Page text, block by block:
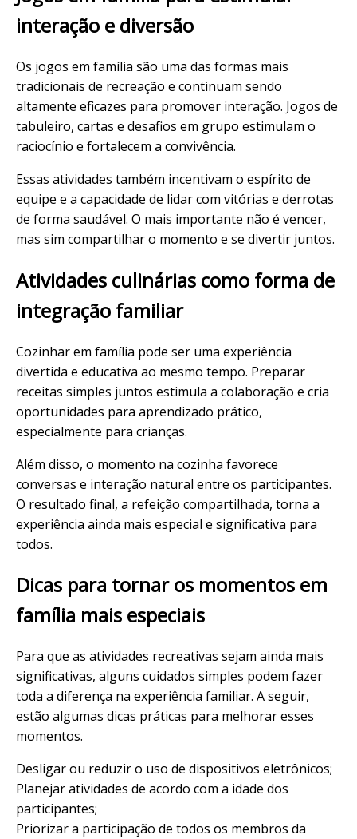
interação e diversão
Os jogos em família são uma das formas mais
tradicionais de recreação e continuam sendo
altamente eficazes para promover interação. Jogos de
tabuleiro, cartas e desafios em grupo estimulam o
raciocínio e fortalecem a convivência.
Essas atividades também incentivam o espírito de
equipe e a capacidade de lidar com vitórias e derrotas
de forma saudável. O mais importante não é vencer,
mas sim compartilhar o momento e se divertir juntos.
Atividades culinárias como forma de
integração familiar
Cozinhar em família pode ser uma experiência
divertida e educativa ao mesmo tempo. Preparar
receitas simples juntos estimula a colaboração e cria
oportunidades para aprendizado prático,
especialmente para crianças.
Além disso, o momento na cozinha favorece
conversas e interação natural entre os participantes.
O resultado final, a refeição compartilhada, torna a
experiência ainda mais especial e significativa para
todos.
Dicas para tornar os momentos em
família mais especiais
Para que as atividades recreativas sejam ainda mais
significativas, alguns cuidados simples podem fazer
toda a diferença na experiência familiar. A seguir,
estão algumas dicas práticas para melhorar esses
momentos.
Desligar ou reduzir o uso de dispositivos eletrônicos;
Planejar atividades de acordo com a idade dos
participantes;
Priorizar a participação de todos os membros da